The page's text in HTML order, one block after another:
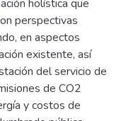
holística que
perspectivas
en aspectos
existente, así
del servicio de
de CO2
y costos de